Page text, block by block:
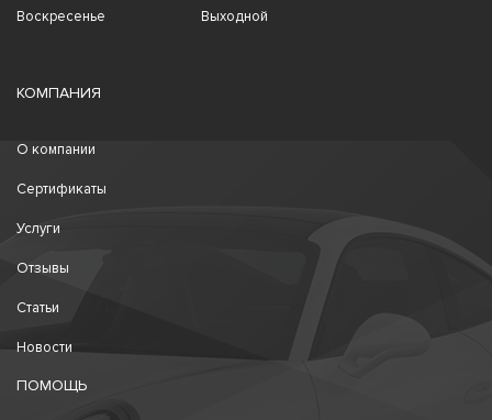
Воскресенье Выходной
КОМПАНИЯ
О компании
Сертификаты
Услуги
Отзывы
Статьи
Новости
ПОМОЩЬ